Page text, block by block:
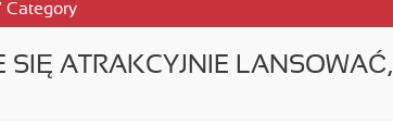
Category
SIĘ ATRAKCYJNIE LANSOWAĆ,